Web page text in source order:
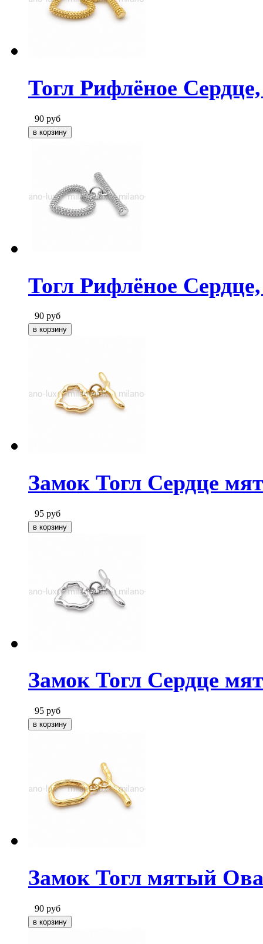
Тогл Рифлёное
90 руб
Тогл Рифлёное
90 руб
Замок Тогл Сердце
95 руб
Замок Тогл Сердце
95 руб
Замок Тогл мятый
90 руб